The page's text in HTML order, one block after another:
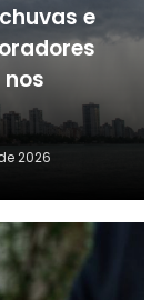
e
2026